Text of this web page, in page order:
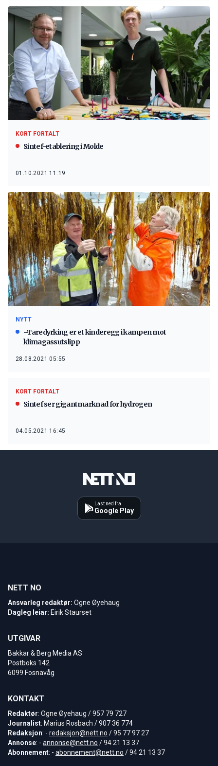
KORT FORTALT
Sintef-etablering i Molde
01.10.2021 11:19
NYTT
–Taredyrking er et kinderegg i kampen mot
klimagassutslipp
28.08.2021 05:55
KORT FORTALT
Sintef ser gigantmarknad for hydrogen
04.05.2021 16:45
Last ned fra
Google Play
NETT NO
Ansvarleg redaktør: Ogne Øyehaug
Dagleg leiar: Eirik Staurset
UTGIVAR
Bakkar & Berg Media AS
Postboks 142
6099 Fosnavåg
KONTAKT
Redaktør: Ogne Øyehaug / 957 79 727
Journalist: Marius Rosbach / 907 36 774
Redaksjon: - redaksjon@nett.no / 95 77 97 27
Annonse: - annonse@nett.no / 94 21 13 37
Abonnement: - abonnement@nett.no / 94 21 13 37